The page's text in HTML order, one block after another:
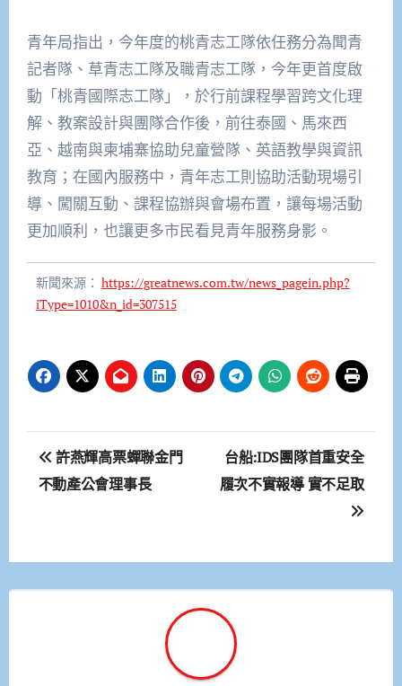
青年局指出，今年度的桃青志工隊依任務分為聞青
記者隊、草青志工隊及職青志工隊，今年更首度啟
動「桃青國際志工隊」，於行前課程學習跨文化理
解、教案設計與團隊合作後，前往泰國、馬來西
亞、越南與柬埔寨協助兒童營隊、英語教學與資訊
教育；在國內服務中，青年志工則協助活動現場引
導、闖關互動、課程協辦與會場布置，讓每場活動
更加順利，也讓更多市民看見青年服務身影。
新聞來源： https://greatnews.com.tw/news_pagein.php?
iType=1010&n_id=307515
文
章
覽
許燕輝高票蟬聯金門
不動產公會理事長
台船:IDS團隊首重安全
履次不實報導 實不足取